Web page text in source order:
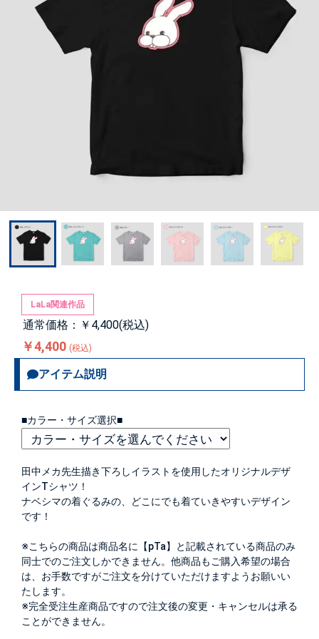
LaLa関連作品
通常価格：￥4,400(税込)
￥4,400 (税込)
アイテム説明
■カラー・サイズ選択■
田中メカ先生描き下ろしイラストを使用したオリジナルデザ
インTシャツ！
ナベシマの着ぐるみの、どこにでも着ていきやすいデザイン
です！
※こちらの商品は商品名に【pTa】と記載されている商品のみ
同士でのご注文しかできません。他商品もご購入希望の場合
は、お手数ですがご注文を分けていただけますようお願いい
たします。
※完全受注生産商品ですので注文後の変更・キャンセルは承る
ことができません。